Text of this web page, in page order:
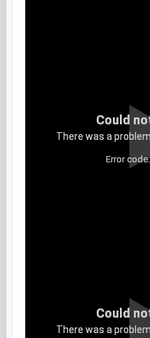
Could
There was a
Error
Could
There was a